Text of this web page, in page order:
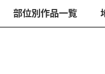
部位別作品一覧